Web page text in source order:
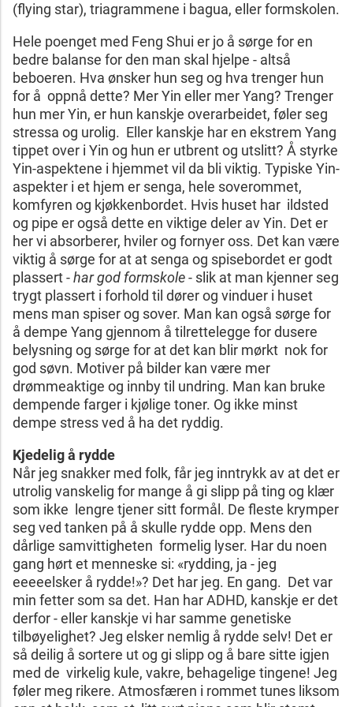
(flying star), triagrammene i bagua, eller formskolen.
Hele poenget med Feng Shui er jo å sørge for en
bedre balanse for den man skal hjelpe - altså
beboeren. Hva ønsker hun seg og hva trenger hun
for å oppnå dette? Mer Yin eller mer Yang? Trenger
hun mer Yin, er hun kanskje overarbeidet, føler seg
stressa og urolig. Eller kanskje har en ekstrem Yang
tippet over i Yin og hun er utbrent og utslitt? Å styrke
Yin-aspektene i hjemmet vil da bli viktig. Typiske Yin-
aspekter i et hjem er senga, hele soverommet,
komfyren og kjøkkenbordet. Hvis huset har ildsted
og pipe er også dette en viktige deler av Yin. Det er
her vi absorberer, hviler og fornyer oss. Det kan være
viktig å sørge for at at senga og spisebordet er godt
plassert -hargod formskole- slik at man kjenner seg
trygt plassert i forhold til dører og vinduer i huset
mens man spiser og sover. Man kan også sørge for
å dempe Yang gjennom å tilrettelegge for dusere
belysning og sørge for at det kan blir mørkt nok for
god søvn. Motiver på bilder kan være mer
drømmeaktige og innby til undring. Man kan bruke
dempende farger i kjølige toner. Og ikke minst
dempe stress ved å ha det ryddig.
Kjedelig å rydde
Når jeg snakker med folk, får jeg inntrykk av at det er
utrolig vanskelig for mange å gi slipp på ting og klær
som ikke lengre tjener sitt formål. De fleste krymper
seg ved tanken på å skulle rydde opp. Mens den
dårlige samvittigheten formelig lyser. Har du noen
gang hørt et menneske si: «rydding, ja - jeg
eeeeelsker å rydde!»? Det har jeg. En gang. Det var
min fetter som sa det. Han har ADHD, kanskje er det
derfor - eller kanskje vi har samme genetiske
tilbøyelighet? Jeg elsker nemlig å rydde selv! Det er
så deilig å sortere ut og gi slipp og å bare sitte igjen
med de virkelig kule, vakre, behagelige tingene! Jeg
føler meg rikere. Atmosfæren i rommet tunes liksom